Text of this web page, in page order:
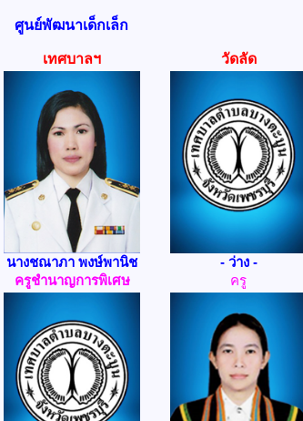
ศูนย์พัฒนาเด็กเล็ก
เทศบาลฯ วัดลัด
นางชณาภา พงษ์พานิช
ครูชำนาญการพิเศษ
- ว่าง -
ครู